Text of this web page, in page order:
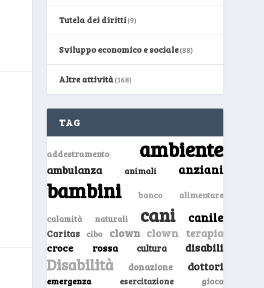
Tutela dei diritti(9)
Sviluppo economico e sociale(88)
Altre attività(168)
TAG
addestramento ambiente
ambulanza animali anziani
bambini banco alimentare
calamità naturali cani canile
Caritas cibo clown clown terapia
croce rossa cultura disabili
Disabilità donazione dottori
emergenza esercitazione gioco